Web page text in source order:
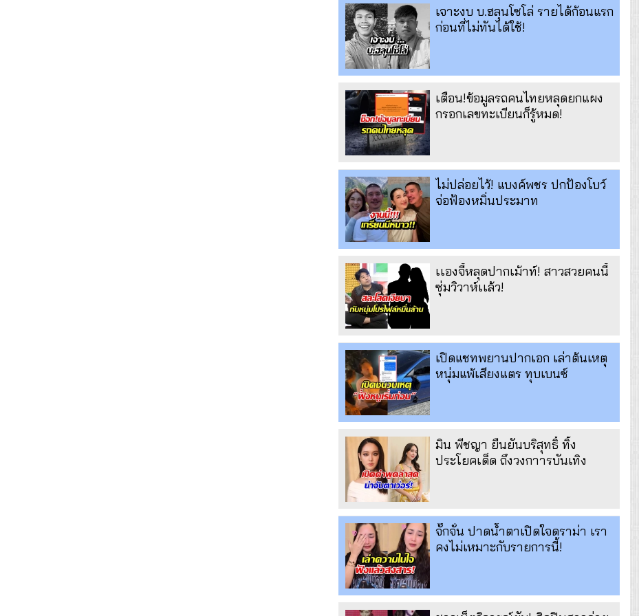
เจาะงบ บ.ฮลุนโซโล่ รายได้ก้อนแรก
ก่อนที่ไม่ทันได้ใช้!
เตือน!ข้อมูลรถคนไทยหลุดยกแผง
กรอกเลขทะเบียนก็รู้หมด!
ไม่ปล่อยไว้! แบงค์พชร ปกป้องโบว์
จ่อฟ้องหมิ่นประมาท
เเองจี้หลุดปากเม้าท์! สาวสวยคนนี้
ซุ่มวิวาห์เเล้ว!
เปิดแชทพยานปากเอก เล่าต้นเหตุ
หนุ่มแพ้เสียงแตร ทุบเบนซ์
มิน พีชญา ยืนยันบริสุทธิ์ ทิ้ง
ประโยคเด็ด ถึงวงกาารบันเทิง
จั๊กจั่น ปาดน้ำตาเปิดใจดราม่า เรา
คงไม่เหมาะกับรายการนี้!